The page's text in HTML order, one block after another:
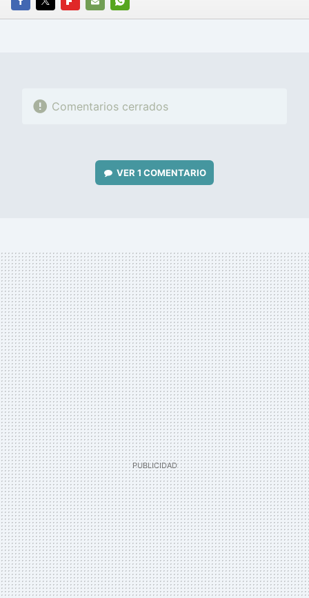
FACEBOOK
TWITTERFLIPBOARD
E-
WHATSAPP
Comentarios cerrados
VER 1 COMENTARIO